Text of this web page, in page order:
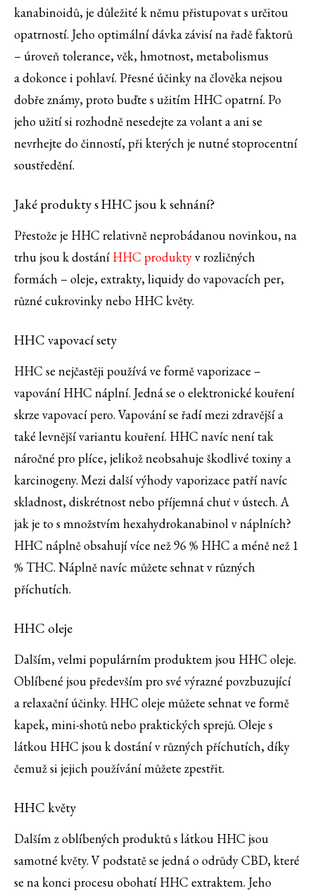
kanabinoidů, je důležité k němu přistupovat s určitou
opatrností. Jeho optimální dávka závisí na řadě faktorů
– úroveň tolerance, věk, hmotnost, metabolismus
a dokonce i pohlaví. Přesné účinky na člověka nejsou
dobře známy, proto buďte s užitím HHC opatrní. Po
jeho užití si rozhodně nesedejte za volant a ani se
nevrhejte do činností, při kterých je nutné stoprocentní
soustředění.
Jaké produkty s HHC jsou k sehnání?
Přestože je HHC relativně neprobádanou novinkou, na
trhu jsou k dostání HHC produktyv rozličných
formách – oleje, extrakty, liquidy do vapovacích per,
různé cukrovinky nebo HHC květy.
HHC vapovací sety
HHC se nejčastěji používá ve formě vaporizace –
vapování HHC náplní. Jedná se o elektronické kouření
skrze vapovací pero. Vapování se řadí mezi zdravější a
také levnější variantu kouření. HHC navíc není tak
náročné pro plíce, jelikož neobsahuje škodlivé toxiny a
karcinogeny. Mezi další výhody vaporizace patří navíc
skladnost, diskrétnost nebo příjemná chuť v ústech. A
jak je to s množstvím hexahydrokanabinol v náplních?
HHC náplně obsahují více než 96 % HHC a méně než 1
% THC. Náplně navíc můžete sehnat v různých
příchutích.
HHC oleje
Dalším, velmi populárním produktem jsou HHC oleje.
Oblíbené jsou především pro své výrazné povzbuzující
a relaxační účinky. HHC oleje můžete sehnat ve formě
kapek, mini-shotů nebo praktických sprejů. Oleje s
látkou HHC jsou k dostání v různých příchutích, díky
čemuž si jejich používání můžete zpestřit.
HHC květy
Dalším z oblíbených produktů s látkou HHC jsou
samotné květy. V podstatě se jedná o odrůdy CBD, které
se na konci procesu obohatí HHC extraktem. Jeho